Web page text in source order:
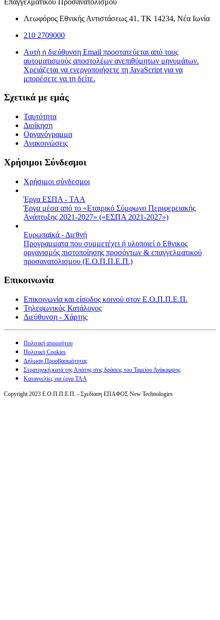
Λεωφόρος Εθνικής Αντιστάσεως 41, ΤΚ 14234, Νέα Ιωνία
210 2709000
Αυτή η διεύθυνση Email προστατεύεται από τους
αυτοματισμούς αποστολέων ανεπιθύμητων μηνυμάτων.
Χρειάζεται να ενεργοποιήσετε τη JavaScript για να
μπορέσετε να τη δείτε.
Σχετικά με εμάς
Ταυτότητα
Διοίκηση
Οργανόγραμμα
Ανακοινώσεις
Χρήσιμοι Σύνδεσμοι
Χρήσιμοι σύνδεσμοι
Έργα ΕΣΠΑ - ΤΑΑ
Έργα μέσα από το «Εταιρικό Σύμφωνο Περιφερειακής
Ανάπτυξης 2021-2027» («ΕΣΠΑ 2021-2027»)
Ευρωπαϊκά - Διεθνή
Προγραμματα που συμμετέχει ή υλοποιεί ο Εθνικος
οργανισμός πιστοποίησης προσόντων & επαγγελματικού
προσανατολισμου (Ε.Ο.Π.Π.Ε.Π.)
Επικοινωνία
Επικοινωνία και είσοδος κοινού στον Ε.Ο.Π.Π.Ε.Π.
Τηλεφωνικός Κατάλογος
Διεύθυνση - Χάρτης
Πολιτική απορρήτου
Πολιτική Cookies
Δήλωση Προσβασιμότητας
Στρατηγική κατά της Απάτης στις δράσεις του Ταμείου Ανάκαμψης
Καταγγελίες για έργα ΤΑΑ
Copyright 2023 Ε.Ο.Π.Π.Ε.Π. - Σχεδίαση ΕΠΑΦΟΣ New Technologies